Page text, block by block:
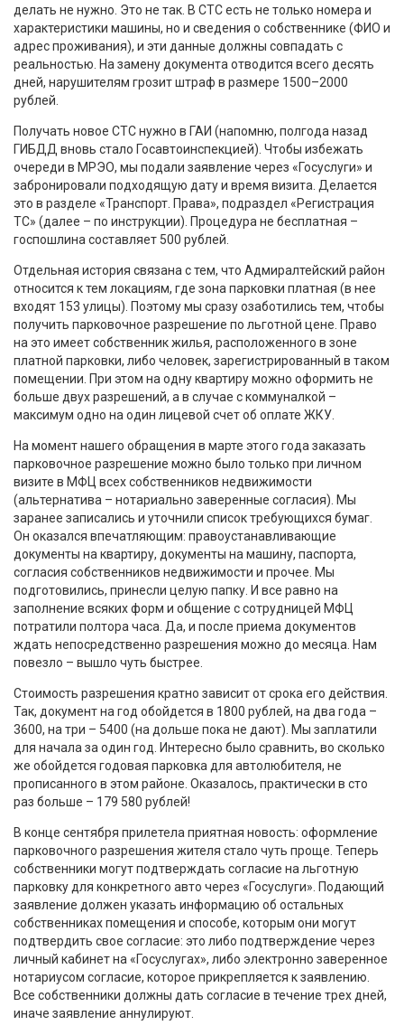
делать не нужно. Это не так. В СТС есть не только номера и
характеристики машины, но и сведения о собственнике (ФИО и
адрес проживания), и эти данные должны совпадать с
реальностью. На замену документа отводится всего десять
дней, нарушителям грозит штраф в размере 1500–2000
рублей.
Получать новое СТС нужно в ГАИ (напомню, полгода назад
ГИБДД вновь стало Госавтоинспекцией). Чтобы избежать
очереди в МРЭО, мы подали заявление через «Госуслуги» и
забронировали подходящую дату и время визита. Делается
это в разделе «Транспорт. Права», подраздел «Регистрация
ТС» (далее – по инструкции). Процедура не бесплатная –
госпошлина составляет 500 рублей.
Отдельная история связана с тем, что Адмиралтейский район
относится к тем локациям, где зона парковки платная (в нее
входят 153 улицы). Поэтому мы сразу озаботились тем, чтобы
получить парковочное разрешение по льготной цене. Право
на это имеет собственник жилья, расположенного в зоне
платной парковки, либо человек, зарегистрированный в таком
помещении. При этом на одну квартиру можно оформить не
больше двух разрешений, а в случае с коммуналкой –
максимум одно на один лицевой счет об оплате ЖКУ.
На момент нашего обращения в марте этого года заказать
парковочное разрешение можно было только при личном
визите в МФЦ всех собственников недвижимости
(альтернатива – нотариально заверенные согласия). Мы
заранее записались и уточнили список требующихся бумаг.
Он оказался впечатляющим: правоустанавливающие
документы на квартиру, документы на машину, паспорта,
согласия собственников недвижимости и прочее. Мы
подготовились, принесли целую папку. И все равно на
заполнение всяких форм и общение с сотрудницей МФЦ
потратили полтора часа. Да, и после приема документов
ждать непосредственно разрешения можно до месяца. Нам
повезло – вышло чуть быстрее.
Стоимость разрешения кратно зависит от срока его действия.
Так, документ на год обойдется в 1800 рублей, на два года –
3600, на три – 5400 (на дольше пока не дают). Мы заплатили
для начала за один год. Интересно было сравнить, во сколько
же обойдется годовая парковка для автолюбителя, не
прописанного в этом районе. Оказалось, практически в сто
раз больше – 179 580 рублей!
В конце сентября прилетела приятная новость: оформление
парковочного разрешения жителя стало чуть проще. Теперь
собственники могут подтверждать согласие на льготную
парковку для конкретного авто через «Госуслуги». Подающий
заявление должен указать информацию об остальных
собственниках помещения и способе, которым они могут
подтвердить свое согласие: это либо подтверждение через
личный кабинет на «Госуслугах», либо электронно заверенное
нотариусом согласие, которое прикрепляется к заявлению.
Все собственники должны дать согласие в течение трех дней,
иначе заявление аннулируют.